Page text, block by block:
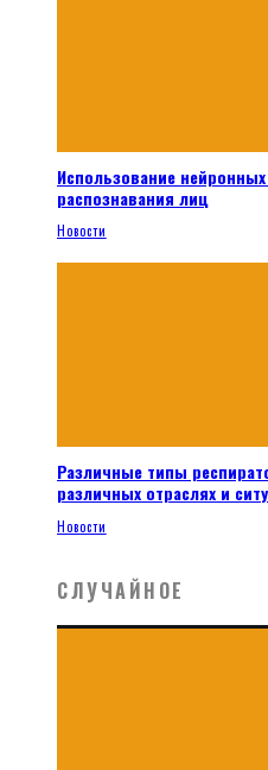
Использование
распознавания лиц
Новости
Различные типы
различных отраслях и
Новости
СЛУЧАЙНОЕ